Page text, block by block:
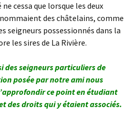
cessa que lorsque les deux
des châtelains, comme
seigneurs possessionnés dans la
les sires de La Rivière.
des seigneurs particuliers de
posée par notre ami nous
ce point en étudiant
des droits qui y étaient associés.